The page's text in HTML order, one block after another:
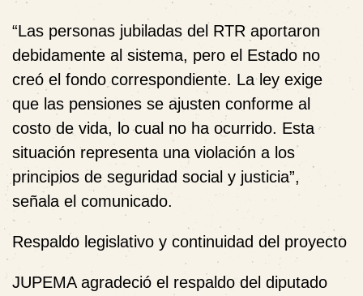
“Las personas jubiladas del RTR aportaron
debidamente al sistema, pero el Estado no
creó el fondo correspondiente. La ley exige
que las pensiones se ajusten conforme al
costo de vida, lo cual no ha ocurrido. Esta
situación representa una violación a los
principios de seguridad social y justicia”,
señala el comunicado.
Respaldo legislativo y continuidad del proyecto
JUPEMA agradeció el respaldo del diputado